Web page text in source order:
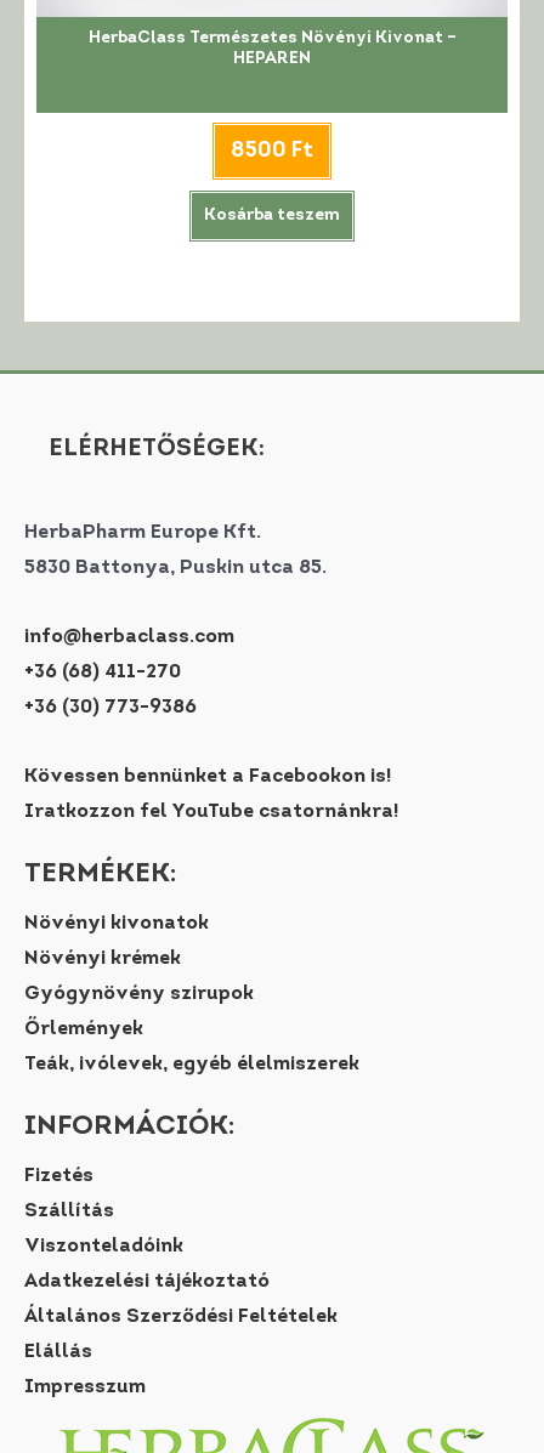
HerbaClass Természetes Növényi Kivonat –
HEPAREN
8500 Ft
Kosárba teszem
ELÉRHETŐSÉGEK:
HerbaPharm Europe Kft.
5830 Battonya, Puskin utca 85.
info@herbaclass.com
+36 (68) 411-270
+36 (30) 773-9386
Kövessen bennünket a Facebookon is!
Iratkozzon fel YouTube csatornánkra!
TERMÉKEK:
Növényi kivonatok
Növényi krémek
Gyógynövény szirupok
Őrlemények
Teák, ivólevek, egyéb élelmiszerek
INFORMÁCIÓK:
Fizetés
Szállítás
Viszonteladóink
Adatkezelési tájékoztató
Általános Szerződési Feltételek
Elállás
Impresszum